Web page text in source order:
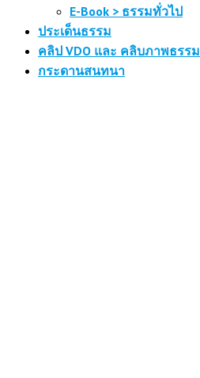
E-Book > ธรรมทั่วไป
ประเด็นธรรม
คลิป VDO และ คลิบภาพธรรม
กระดานสนทนา